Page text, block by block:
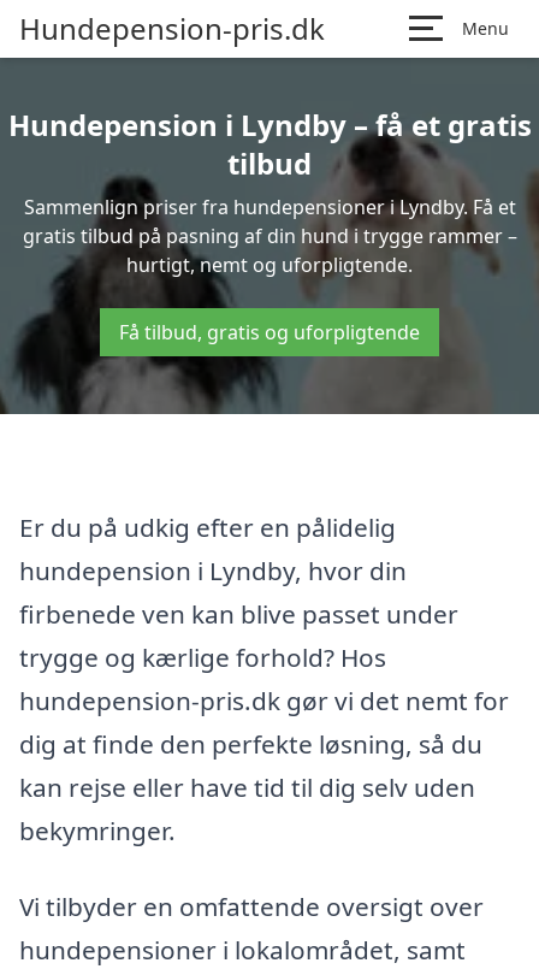
Hundepension-pris.dk Menu
Hundepension i Lyndby – få et gratis
tilbud
Sammenlign priser fra hundepensioner i Lyndby. Få et
gratis tilbud på pasning af din hund i trygge rammer –
hurtigt, nemt og uforpligtende.
Få tilbud, gratis og uforpligtende
Er du på udkig efter en pålidelig
hundepension i Lyndby, hvor din
firbenede ven kan blive passet under
trygge og kærlige forhold? Hos
hundepension-pris.dk gør vi det nemt for
dig at finde den perfekte løsning, så du
kan rejse eller have tid til dig selv uden
bekymringer.
Vi tilbyder en omfattende oversigt over
hundepensioner i lokalområdet, samt